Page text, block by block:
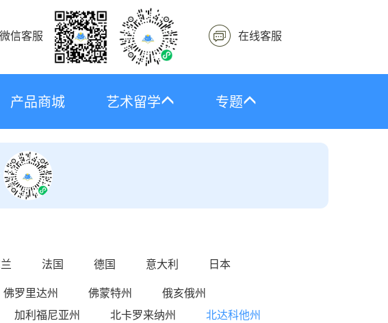
微信客服 在线客服
产品商城 艺术留学 专题
法国 德国 意大利
日本
佛罗里达州 佛蒙特州
俄亥俄州
加利福尼亚州 北卡罗来纳州
北达科他州